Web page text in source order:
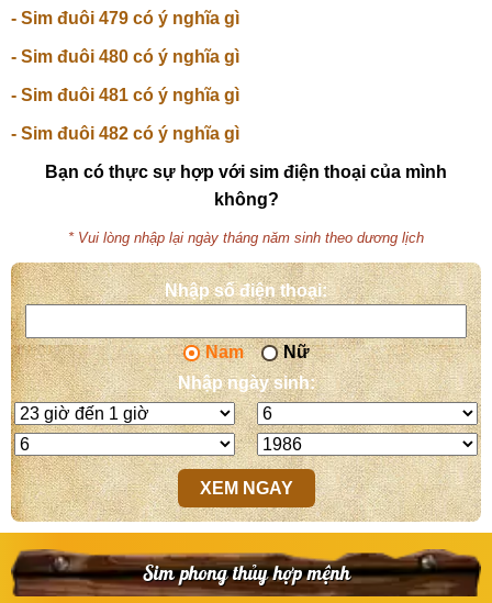
- Sim đuôi 479 có ý nghĩa gì
- Sim đuôi 480 có ý nghĩa gì
- Sim đuôi 481 có ý nghĩa gì
- Sim đuôi 482 có ý nghĩa gì
Bạn có thực sự hợp với sim điện thoại của mình
không?
* Vui lòng nhập lại ngày tháng năm sinh theo dương lịch
Nhập số điện thoại:
Số
điện
thoại
Nam
Nữ
Nhập ngày sinh:
Giờ
sinh
Ngày
sinh
Tháng
sinh
Năm
sinh
XEM NGAY
Sim phong thủy hợp mệnh